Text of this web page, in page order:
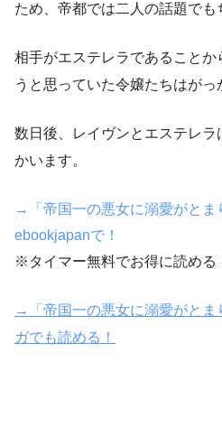
ため、帝都では二人の話題でも
相手がエステレラであること
うと思っていた令嬢たちはがっ
数日後、レイヴンとエステレ
かいます。
→「帝国一の悪女に溺愛がとま
ebookjapanで！
※タイマー無料でお得に読める
→「帝国一の悪女に溺愛がとま
ガでも読める！